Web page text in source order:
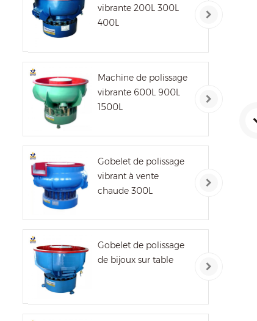
vibrante 200L 300L
400L
Machine de polissage
vibrante 600L 900L
1500L
Gobelet de polissage
vibrant à vente
chaude 300L
Gobelet de polissage
de bijoux sur table